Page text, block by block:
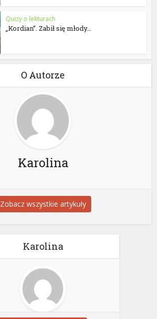
Quizy o lekturach
„Kordian”. Zabił się młody…
O Autorze
Karolina
Zobacz wszystkie artykuły
Karolina